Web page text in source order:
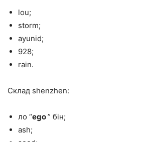
lou;
storm;
ayunid;
928;
rain.
Склад shenzhen:
ло “ego” бін;
ash;